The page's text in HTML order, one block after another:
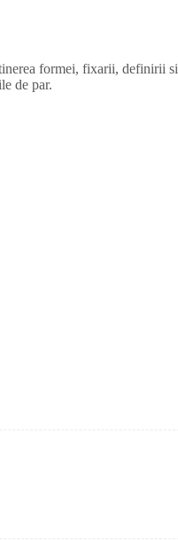
formei, fixarii, definirii si
de par.